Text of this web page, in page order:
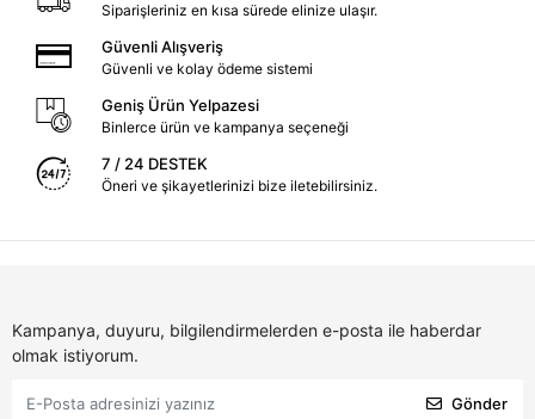
Siparişleriniz en kısa sürede elinize ulaşır.
Güvenli Alışveriş
Güvenli ve kolay ödeme sistemi
Geniş Ürün Yelpazesi
Binlerce ürün ve kampanya seçeneği
7 / 24 DESTEK
Öneri ve şikayetlerinizi bize iletebilirsiniz.
Kampanya, duyuru, bilgilendirmelerden e-posta ile haberdar
olmak istiyorum.
Gönder